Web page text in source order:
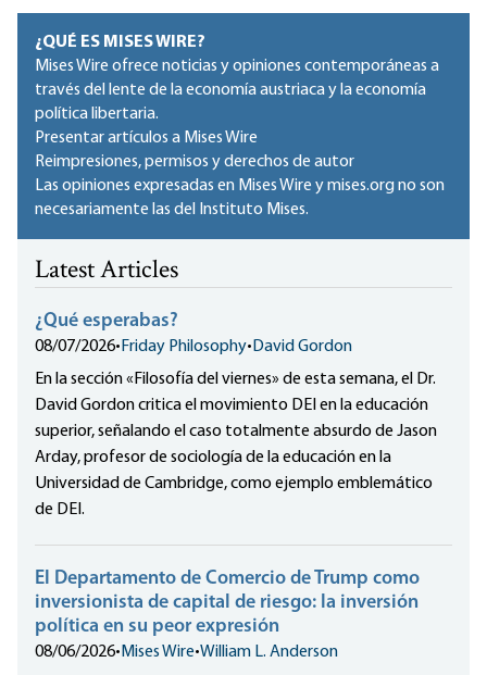
¿QUÉ ES MISES WIRE?
Mises Wire ofrece noticias y opiniones contemporáneas a
través del lente de la economía austriaca y la economía
política libertaria.
Presentar artículos a Mises Wire
Reimpresiones, permisos y derechos de autor
Las opiniones expresadas en Mises Wire y mises.org no son
necesariamente las del Instituto Mises.
Latest Articles
¿Qué esperabas?
08/07/2026• Friday Philosophy• David Gordon
En la sección «Filosofía del viernes» de esta semana, el Dr.
David Gordon critica el movimiento DEI en la educación
superior, señalando el caso totalmente absurdo de Jason
Arday, profesor de sociología de la educación en la
Universidad de Cambridge, como ejemplo emblemático
de DEI.
El Departamento de Comercio de Trump como
inversionista de capital de riesgo: la inversión
política en su peor expresión
08/06/2026• Mises Wire•William L. Anderson